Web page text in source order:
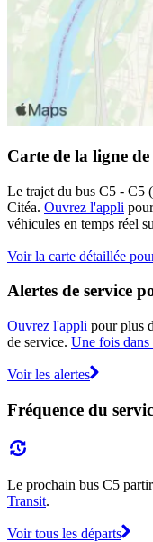
Carte de la ligne
Le trajet du bus C5 - C5
Citéa. Ouvrez l'appli
véhicules en temps réel
Voir la carte détaillée
Alertes de service
Ouvrez l'appli pour plus
de service. Une fois
Voir les alertes
Fréquence du
Le prochain bus C5
Transit.
Voir tous les départs